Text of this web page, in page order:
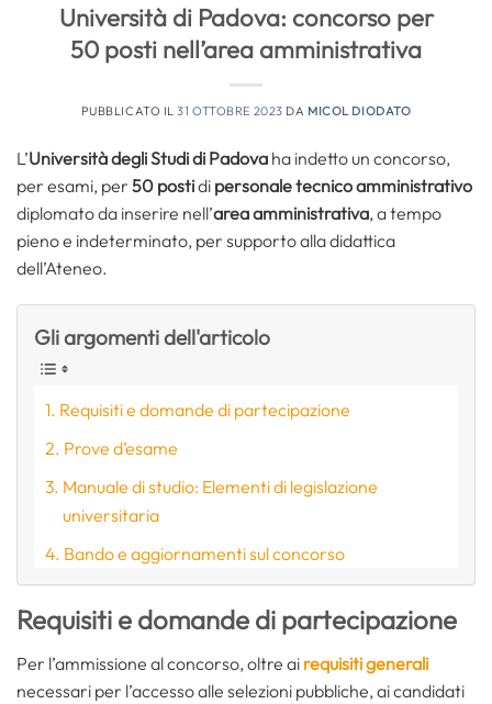
Università di Padova: concorso per
50 posti nell’area amministrativa
PUBBLICATO IL31 OTTOBRE 2023 DA MICOL DIODATO
L’Università degli Studi di Padova ha indetto un concorso,
per esami, per 50 postidi personale tecnico amministrativo
diplomato da inserire nell’area amministrativa, a tempo
pieno e indeterminato, per supporto alla didattica
dell’Ateneo.
Gli argomenti dell'articolo
Requisiti e domande di partecipazione
Prove d’esame
Manuale di studio: Elementi di legislazione
universitaria
Bando e aggiornamenti sul concorso
Requisiti e domande di partecipazione
Per l’ammissione al concorso, oltre ai requisiti generali
necessari per l’accesso alle selezioni pubbliche, ai candidati